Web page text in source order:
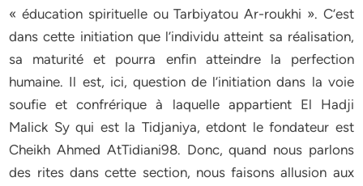
« éducation spirituelle ou Tarbiyatou Ar-roukhi ». C’est
dans cette initiation que l’individu atteint sa réalisation,
sa maturité et pourra enfin atteindre la perfection
humaine. Il est, ici, question de l’initiation dans la voie
soufie et confrérique à laquelle appartient El Hadji
Malick Sy qui est la Tidjaniya, etdont le fondateur est
Cheikh Ahmed AtTidiani98. Donc, quand nous parlons
des rites dans cette section, nous faisons allusion aux